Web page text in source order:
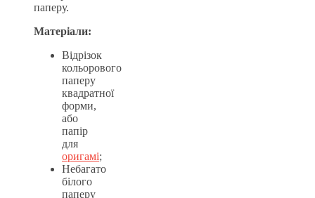
паперу.
Матеріали:
Відрізок
кольорового
паперу
квадратної
форми,
або
папір
для
оригамі;
Небагато
білого
паперу